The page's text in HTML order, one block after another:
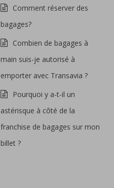
Comment réserver des
bagages?
Combien de bagages à
main suis-je autorisé à
emporter avec Transavia ?
Pourquoi y a-t-il un
astérisque à côté de la
franchise de bagages sur mon
billet ?